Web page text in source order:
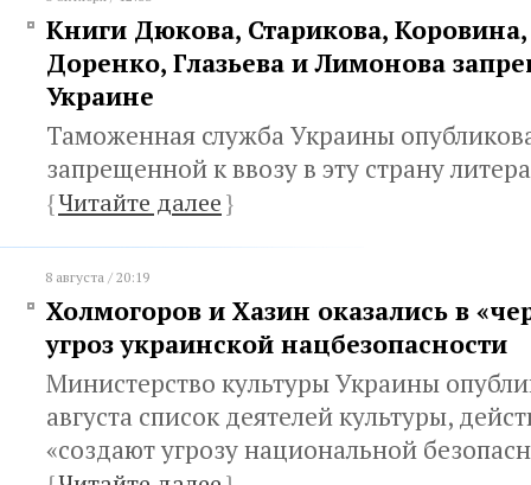
Книги Дюкова, Старикова,
Доренко, Глазьева и Лимонова
Украине
Таможенная служба Украины
запрещенной к ввозу в эту страну
{Читайте далее}
8 августа / 20:19
Холмогоров и Хазин оказались в
угроз украинской нацбезопасности
Министерство культуры Украины
августа список деятелей культуры,
«создают угрозу национальной